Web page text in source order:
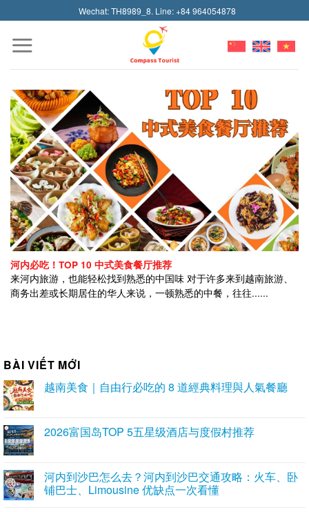
to
content
Wechat: TH8989_8. Line: +84 964054878
河内必吃！TOP 10 中式美食餐厅推荐
来河内旅游，也能轻松找到熟悉的中国味 对于许多来到越南旅游、
商务出差或长期居住的华人来说，一顿熟悉的中餐，往往......
BÀI VIẾT MỚI
越南美食｜自由行必吃的 8 道經典料理與人氣餐廳
2026富国岛TOP 5五星级酒店与度假村推荐
河内到沙巴怎么去？河内到沙巴交通攻略：火车、卧
铺巴士、Limousine 优缺点一次看懂